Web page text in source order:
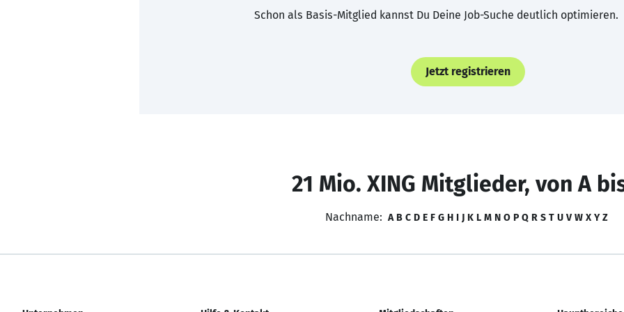
Schon als Basis-Mitglied kannst Du Deine Job-Suche deutlich optimieren.
Jetzt registrieren
21 Mio. XING Mitglieder, von A
Nachname: A B C D E F G H I J K L M N O P Q R S T U V W X Y Z